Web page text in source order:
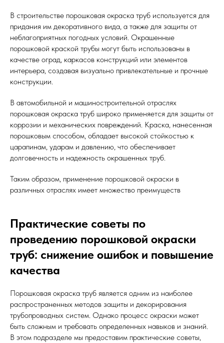
В строительстве порошковая окраска труб используется для
придания им декоративного вида, а также для защиты от
неблагоприятных погодных условий. Окрашенные
порошковой краской трубы могут быть использованы в
качестве оград, каркасов конструкций или элементов
интерьера, создавая визуально привлекательные и прочные
конструкции.
В автомобильной и машиностроительной отраслях
порошковая окраска труб широко применяется для защиты от
коррозии и механических повреждений. Краска, нанесенная
порошковым способом, обладает высокой стойкостью к
царапинам, ударам и давлению, что обеспечивает
долговечность и надежность окрашенных труб.
Таким образом, применение порошковой окраски в
различных отраслях имеет множество преимуществ
Практические советы по
проведению порошковой окраски
труб: снижение ошибок и повышение
качества
Порошковая окраска труб является одним из наиболее
распространенных методов защиты и декорирования
трубопроводных систем. Однако процесс окраски может
быть сложным и требовать определенных навыков и знаний.
В этом подразделе мы предоставим практические советы,